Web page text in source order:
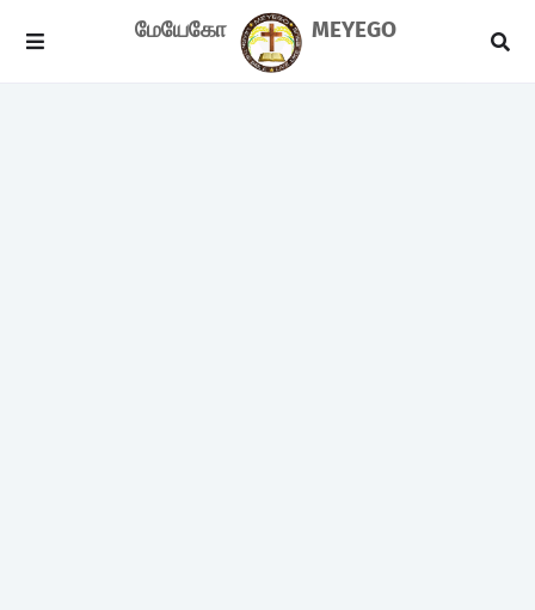
மேயேகோ MEYEGO